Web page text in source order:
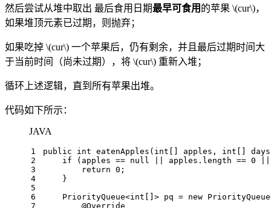
然后尝试从堆中取出 最后食用日期最早可食用 的苹果 \(cur\)，
如果堆顶元素已过期，则抛弃；
如果吃掉 \(cur\) 一个苹果后，仍有剩余，并且最后过期时间大
于当前时间（尚未过期），将 \(cur\) 重新入堆；
循环上述逻辑，直到所有苹果出堆。
代码如下所示：
JAVA
1
2
3
4
5
6
7
public int eatenApples ( int [] apples, int []
if (apples == null || apples.length == 0
return 0 ;
    }
    PriorityQueue<
int []> pq = new PriorityQueue
@Override